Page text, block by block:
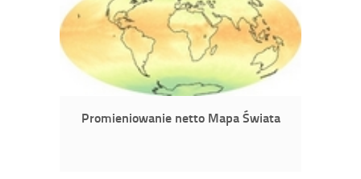
Promieniowanie netto Mapa Świata